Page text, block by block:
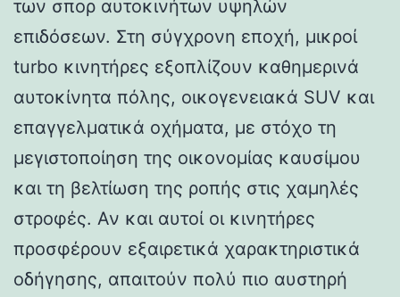
των σπορ αυτοκινήτων υψηλών
επιδόσεων. Στη σύγχρονη εποχή, μικροί
turbo κινητήρες εξοπλίζουν καθημερινά
αυτοκίνητα πόλης, οικογενειακά SUV και
επαγγελματικά οχήματα, με στόχο τη
μεγιστοποίηση της οικονομίας καυσίμου
και τη βελτίωση της ροπής στις χαμηλές
στροφές. Αν και αυτοί οι κινητήρες
προσφέρουν εξαιρετικά χαρακτηριστικά
οδήγησης, απαιτούν πολύ πιο αυστηρή